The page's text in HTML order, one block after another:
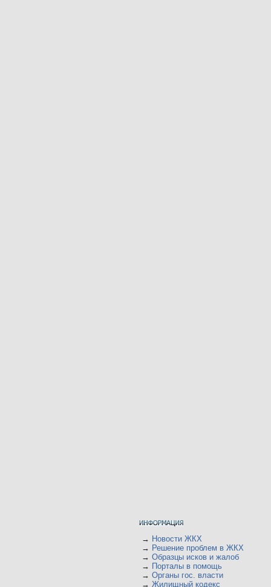
→ Новости ЖКХ
→ Решение проблем в ЖКХ
→ Образцы исков и жалоб
→ Порталы в помощь
→ Органы гос. власти
→ Жилищный кодекс